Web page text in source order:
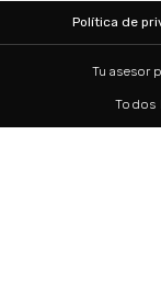
Política de
Tu asesor
Todos